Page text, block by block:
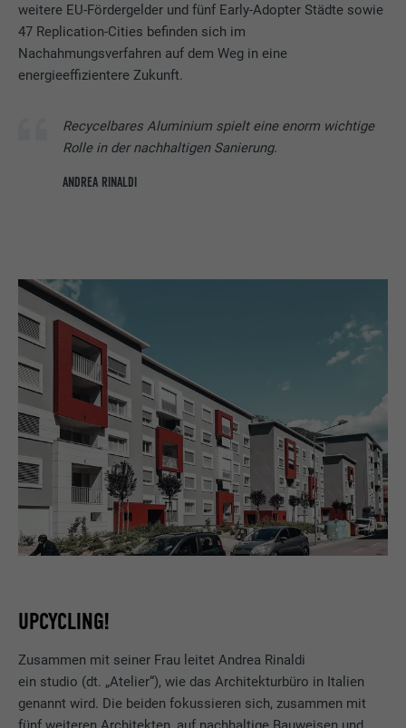
weitere EU-Fördergelder und fünf Early-Adopter Städte sowie
47 Replication-Cities befinden sich im
Nachahmungsverfahren auf dem Weg in eine
energieeffizientere Zukunft.
Recycelbares Aluminium spielt eine enorm wichtige
Rolle in der nachhaltigen Sanierung.
ANDREA RINALDI
UPCYCLING!
Zusammen mit seiner Frau leitet Andrea Rinaldi
ein studio (dt. „Atelier“), wie das Architekturbüro in Italien
genannt wird. Die beiden fokussieren sich, zusammen mit